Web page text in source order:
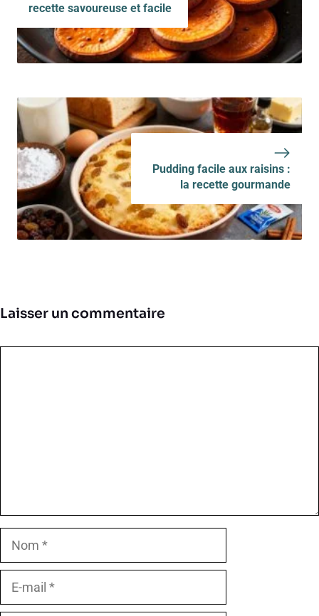
recette savoureuse et facile
Pudding facile aux raisins :
la recette gourmande
Laisser un commentaire